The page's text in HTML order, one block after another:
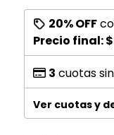
20% OFF
Precio final:
3 cuotas
Ver cuotas y